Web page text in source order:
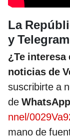
La
y Telegram
¿Te
noticias de
suscribirte a
de
nnel/
mano de